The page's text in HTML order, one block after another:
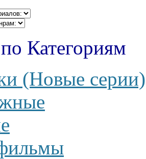
Категориям
(Новые серии)